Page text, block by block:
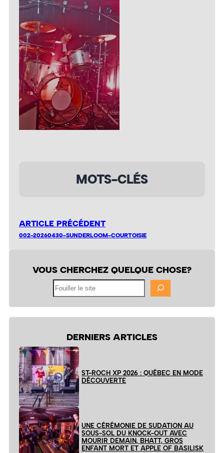
MOTS-CLÉS
ARTICLE PRÉCÉDENT
002-20260430-SUNDERLOOM-COURTOISIE
VOUS CHERCHEZ QUELQUE CHOSE?
DERNIERS ARTICLES
ST-ROCH XP 2026 : QUÉBEC EN MODE
DÉCOUVERTE
UNE CÉRÉMONIE DE SUDATION AU
SOUS-SOL DU KNOCK-OUT AVEC
MOURIR DEMAIN, BHATT, GROS
ENFANT MORT ET APPLE OF BASILISK